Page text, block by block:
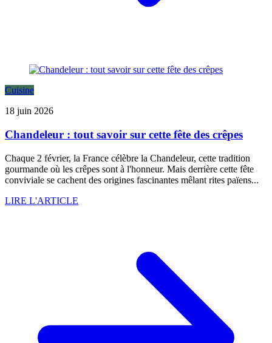
Cuisine
18 juin 2026
Chandeleur : tout savoir sur cette fête des crêpes
Chaque 2 février, la France célèbre la Chandeleur, cette tradition
gourmande où les crêpes sont à l'honneur. Mais derrière cette fête
conviviale se cachent des origines fascinantes mêlant rites païens...
LIRE L'ARTICLE